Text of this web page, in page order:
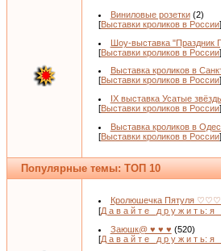
Виниловые розетки (2)
[Выставки кроликов в России]
Шоу-выставка "Праздник
[Выставки кроликов в России]
Выставка кроликов в
[Выставки кроликов в России]
IX выставка Усатые
[Выставки кроликов в России]
Выставка кроликов в
[Выставки кроликов в России]
Популярные темы: ТОП 10
Кролюшечка Пятуля ♡♡♡
[Д а в а й т е _д р у ж и т ь: я
Заюшк@ ♥ ♥ ♥ (520)
[Д а в а й т е _д р у ж и т ь: я